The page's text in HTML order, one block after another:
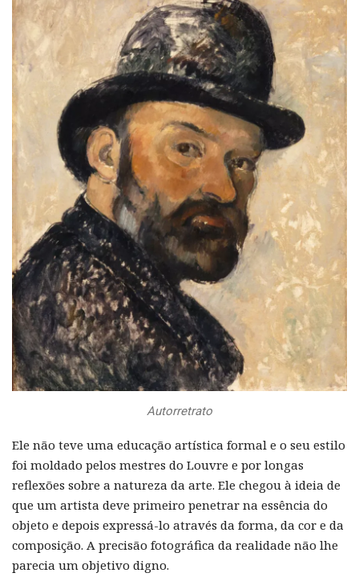
Autorretrato
Ele não teve uma educação artística formal e o seu estilo
foi moldado pelos mestres do Louvre e por longas
reflexões sobre a natureza da arte. Ele chegou à ideia de
que um artista deve primeiro penetrar na essência do
objeto e depois expressá-lo através da forma, da cor e da
composição. A precisão fotográfica da realidade não lhe
parecia um objetivo digno.